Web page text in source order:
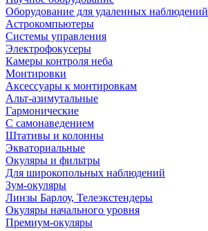
Оборудование для удаленных наблюдений
Астрокомпьютеры
Системы управления
Электрофокусеры
Камеры контроля неба
Монтировки
Аксессуары к монтировкам
Альт-азимутальные
Гармонические
С самонаведением
Штативы и колонны
Экваториальные
Окуляры и фильтры
Для широкопольных наблюдений
Зум-окуляры
Линзы Барлоу, Телеэкстендеры
Окуляры начального уровня
Премиум-окуляры